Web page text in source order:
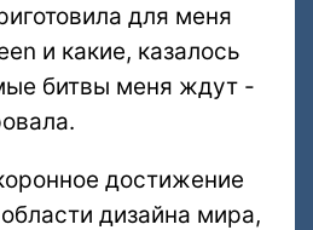
для меня
и какие, казалось
битвы меня ждут -
достижение
дизайна мира,